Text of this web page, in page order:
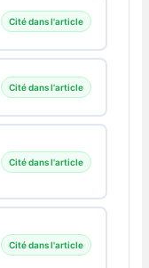
Cité dans l'article
Cité dans l'article
Cité dans l'article
Cité dans l'article